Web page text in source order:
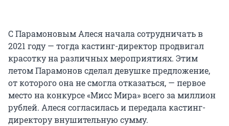
С Парамоновым Алеся начала сотрудничать в
2021 году — тогда кастинг-директор продвигал
красотку на различных мероприятиях. Этим
летом Парамонов сделал девушке предложение,
от которого она не смогла отказаться, — первое
место на конкурсе «Мисс Мира» всего за миллион
рублей. Алеся согласилась и передала кастинг-
директору внушительную сумму.